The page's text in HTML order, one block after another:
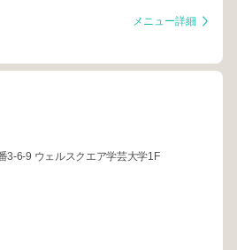
メニュー詳細
3-6-9 ウェルスクエア学芸大学1F